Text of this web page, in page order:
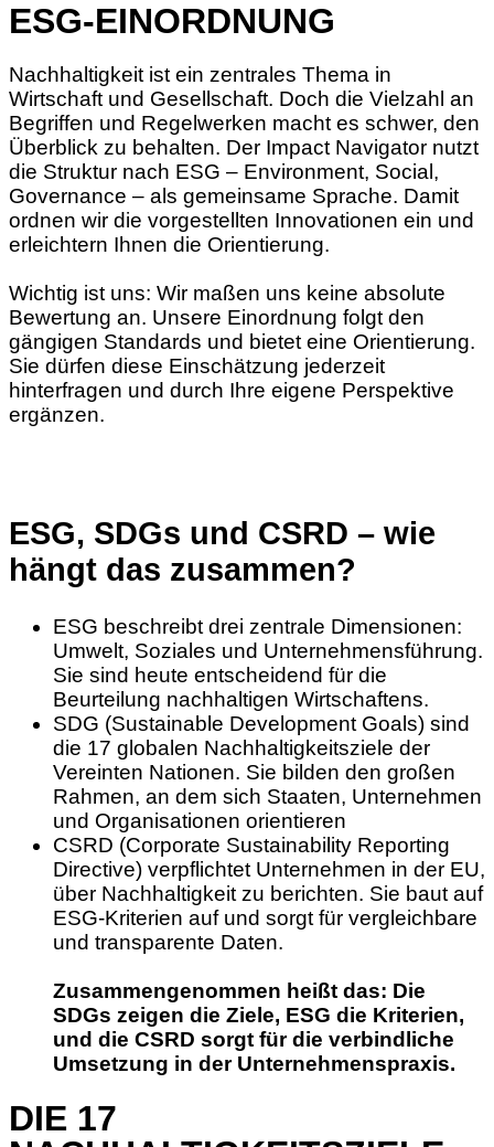
ESG-EINORDNUNG
Nachhaltigkeit ist ein zentrales Thema in
Wirtschaft und Gesellschaft. Doch die Vielzahl an
Begriffen und Regelwerken macht es schwer, den
Überblick zu behalten. Der Impact Navigator nutzt
die Struktur nach ESG – Environment, Social,
Governance – als gemeinsame Sprache. Damit
ordnen wir die vorgestellten Innovationen ein und
erleichtern Ihnen die Orientierung.
Wichtig ist uns: Wir maßen uns keine absolute
Bewertung an. Unsere Einordnung folgt den
gängigen Standards und bietet eine Orientierung.
Sie dürfen diese Einschätzung jederzeit
hinterfragen und durch Ihre eigene Perspektive
ergänzen.
ESG, SDGs und CSRD – wie
hängt das zusammen?
ESG beschreibt drei zentrale Dimensionen:
Umwelt, Soziales und Unternehmensführung.
Sie sind heute entscheidend für die
Beurteilung nachhaltigen Wirtschaftens.
SDG (Sustainable Development Goals) sind
die 17 globalen Nachhaltigkeitsziele der
Vereinten Nationen. Sie bilden den großen
Rahmen, an dem sich Staaten, Unternehmen
und Organisationen orientieren
CSRD (Corporate Sustainability Reporting
Directive) verpflichtet Unternehmen in der EU,
über Nachhaltigkeit zu berichten. Sie baut auf
ESG-Kriterien auf und sorgt für vergleichbare
und transparente Daten.
Zusammengenommen heißt das: Die
SDGs zeigen die Ziele, ESG die Kriterien,
und die CSRD sorgt für die verbindliche
Umsetzung in der Unternehmenspraxis.
DIE 17